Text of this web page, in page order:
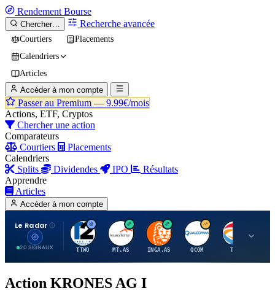
Rendement Bourse
Chercher… Recherche avancée
Courtiers
Placements
Calendriers
Articles
Accéder à mon compte
Passer au Premium — 9.99€/mois
Actions, ETF, Cryptos
Chercher une action
Comparateurs
Courtiers
Placements
Calendriers
Splits
Dividendes IPO
Résultats
Apprendre
Articles
Accéder à mon compte
Le Radar
20 SIGNAUX
T
TTWO
A
MT.AS
I
INGA.AS
Q
QCOM
T
TTE
Action KRONES AG I